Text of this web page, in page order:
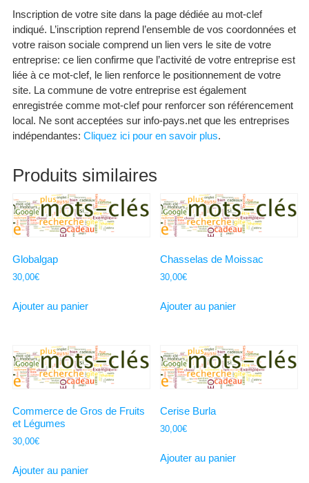
Inscription de votre site dans la page dédiée au mot-clef
indiqué. L’inscription reprend l’ensemble de vos coordonnées et
votre raison sociale comprend un lien vers le site de votre
entreprise: ce lien confirme que l’activité de votre entreprise est
liée à ce mot-clef, le lien renforce le positionnement de votre
site. La commune de votre entreprise est également
enregistrée comme mot-clef pour renforcer son référencement
local. Ne sont acceptées sur info-pays.net que les entreprises
indépendantes: Cliquez ici pour en savoir plus.
Produits similaires
Globalgap
30,00€
Ajouter au panier
Chasselas de Moissac
30,00€
Ajouter au panier
Commerce de Gros de Fruits
et Légumes
30,00€
Ajouter au panier
Cerise Burla
30,00€
Ajouter au panier